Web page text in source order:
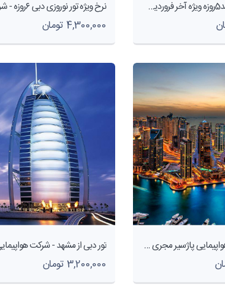
آفر تور دبی از مشهد5روزه ویژه آخر فروردین ماه 1401
4,300,000 تومان
تور دبی - شرکت هواپیمایی پاژسیر مجری تورهای اقساطی از مشهد
3,200,000 تومان